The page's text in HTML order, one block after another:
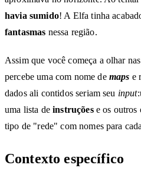
havia sumido! A Elfa tinha
fantasmas nessa região.
Assim que você começa a olhar
percebe uma com nome de maps e
dados ali contidos seriam seu input
uma lista deinstruçõese os outros
tipo de "rede" com nomes para
Contexto específico